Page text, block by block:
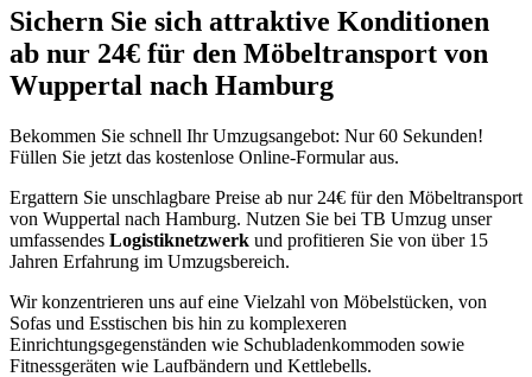
Sichern Sie sich attraktive Konditionen
ab nur 24€ für den Möbeltransport von
Wuppertal nach Hamburg
Bekommen Sie schnell Ihr Umzugsangebot: Nur 60 Sekunden!
Füllen Sie jetzt das kostenlose Online-Formular aus.
Ergattern Sie unschlagbare Preise ab nur 24€ für den Möbeltransport
von Wuppertal nach Hamburg. Nutzen Sie bei TB Umzug unser
umfassendes Logistiknetzwerk und profitieren Sie von über 15
Jahren Erfahrung im Umzugsbereich.
Wir konzentrieren uns auf eine Vielzahl von Möbelstücken, von
Sofas und Esstischen bis hin zu komplexeren
Einrichtungsgegenständen wie Schubladenkommoden sowie
Fitnessgeräten wie Laufbändern und Kettlebells.